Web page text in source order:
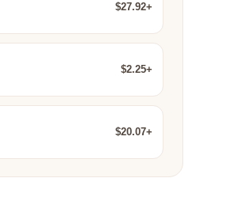
$27.92+
$2.25+
$20.07+